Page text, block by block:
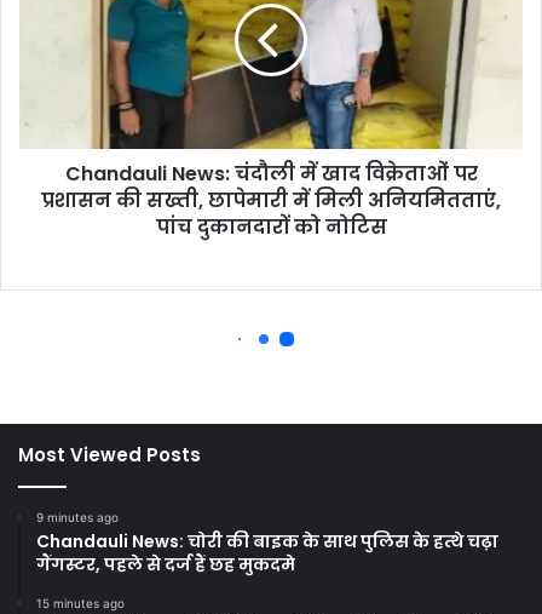
Most Viewed Posts
9 minutes ago
Chandauli News: चोरी की बाइक के साथ पुलिस के हत्थे चढ़ा
गैंगस्टर, पहले से दर्ज हैं छह मुकदमे
15 minutes ago